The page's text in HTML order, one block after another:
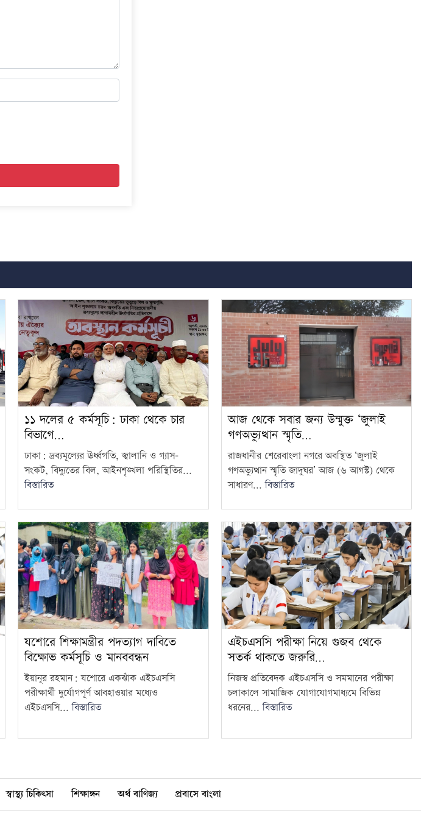
১১ দলের ৫ কর্মসূচি: ঢাকা থেকে চার
বিভাগে…
ঢাকা: দ্রব্যমূল্যের ঊর্ধ্বগতি, জ্বালানি ও গ্যাস–
সংকট, বিদ্যুতের বিল, আইনশৃঙ্খলা পরিস্থিতির...
বিস্তারিত
আজ থেকে সবার জন্য উন্মুক্ত ‘জুলাই
গণঅভ্যুত্থান স্মৃতি…
রাজধানীর শেরেবাংলা নগরে অবস্থিত ‘জুলাই
গণঅভ্যুত্থান স্মৃতি জাদুঘর’ আজ (৬ আগস্ট) থেকে
সাধারণ...বিস্তারিত
যশোরে শিক্ষামন্ত্রীর পদত্যাগ দাবিতে
বিক্ষোভ কর্মসূচি ও মানববন্ধন
ইয়ানূর রহমান: যশোরে একঝাঁক এইচএসসি
পরীক্ষার্থী দুর্যোগপূর্ণ আবহাওয়ার মধ্যেও
এইচএসসি...বিস্তারিত
এইচএসসি পরীক্ষা নিয়ে গুজব থেকে
সতর্ক থাকতে জরুরি…
নিজস্ব প্রতিবেদক এইচএসসি ও সমমানের পরীক্ষা
চলাকালে সামাজিক যোগাযোগমাধ্যমে বিভিন্ন
ধরনের...বিস্তারিত
স্বাস্থ্য চিকিৎসা শিক্ষাঙ্গন অর্থ বাণিজ্য প্রবাসে বাংলা